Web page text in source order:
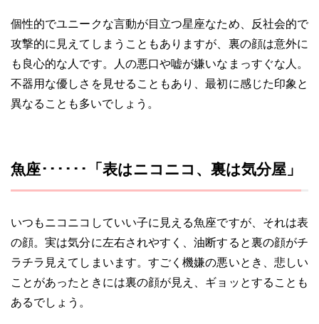
個性的でユニークな言動が目立つ星座なため、反社会的で
攻撃的に見えてしまうこともありますが、裏の顔は意外に
も良心的な人です。人の悪口や嘘が嫌いなまっすぐな人。
不器用な優しさを見せることもあり、最初に感じた印象と
異なることも多いでしょう。
魚座･･････「表はニコニコ、裏は気分屋」
いつもニコニコしていい子に見える魚座ですが、それは表
の顔。実は気分に左右されやすく、油断すると裏の顔がチ
ラチラ見えてしまいます。すごく機嫌の悪いとき、悲しい
ことがあったときには裏の顔が見え、ギョッとすることも
あるでしょう。